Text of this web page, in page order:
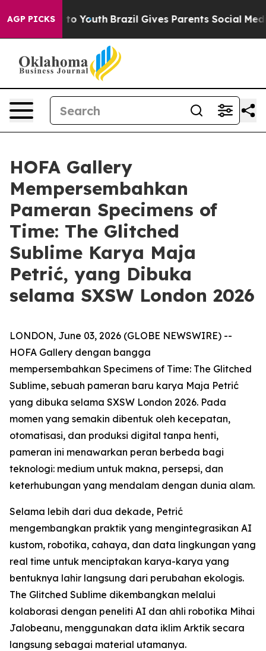
AGP PICKS
Harms to Youth Brazil Gives Parents Social Media
HOFA Gallery
Mempersembahkan
Pameran Specimens of
Time: The Glitched
Sublime Karya Maja
Petrić, yang Dibuka
selama SXSW London 2026
LONDON, June 03, 2026 (GLOBE NEWSWIRE) --
HOFA Gallery dengan bangga
mempersembahkan Specimens of Time: The Glitched
Sublime, sebuah pameran baru karya Maja Petrić
yang dibuka selama SXSW London 2026. Pada
momen yang semakin dibentuk oleh kecepatan,
otomatisasi, dan produksi digital tanpa henti,
pameran ini menawarkan peran berbeda bagi
teknologi: medium untuk makna, persepsi, dan
keterhubungan yang mendalam dengan dunia alam.
Selama lebih dari dua dekade, Petrić
mengembangkan praktik yang mengintegrasikan AI
kustom, robotika, cahaya, dan data lingkungan yang
real time untuk menciptakan karya-karya yang
bentuknya lahir langsung dari perubahan ekologis.
The Glitched Sublime dikembangkan melalui
kolaborasi dengan peneliti AI dan ahli robotika Mihai
Jalobeanu, menggunakan data iklim Arktik secara
langsung sebagai material utamanya.